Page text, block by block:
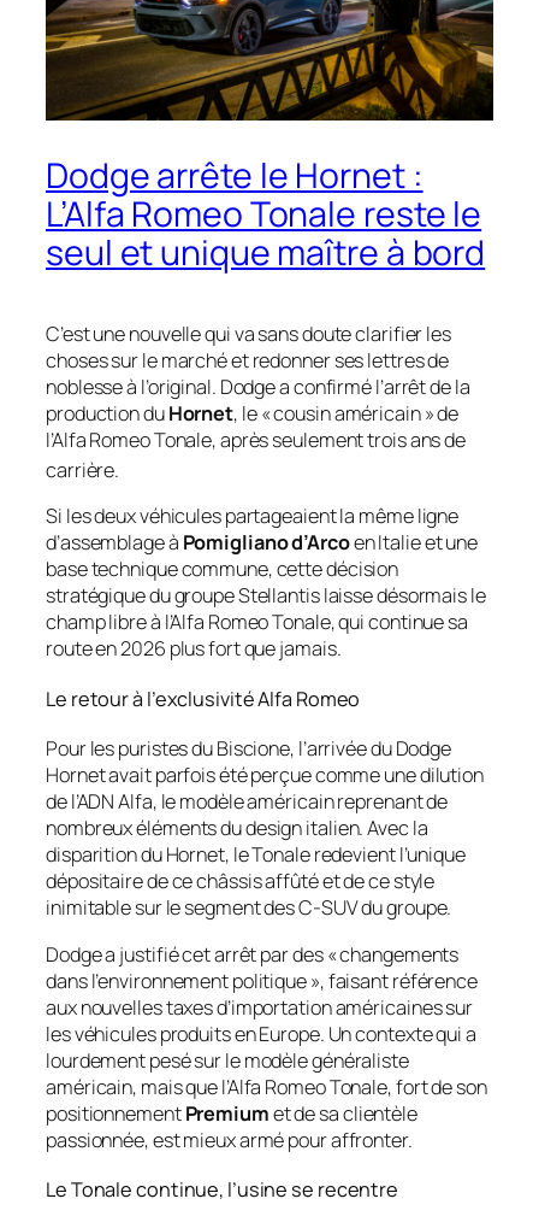
Dodge arrête le Hornet :
L’Alfa Romeo Tonale reste le
seul et unique maître à bord
C’est une nouvelle qui va sans doute clarifier les
choses sur le marché et redonner ses lettres de
noblesse à l’original. Dodge a confirmé l’arrêt de la
production duHornet, le « cousin américain » de
l’Alfa Romeo Tonale, après seulement trois ans de
carrière.
Si les deux véhicules partageaient la même ligne
d’assemblage à Pomigliano d’Arcoen Italie et une
base technique commune, cette décision
stratégique du groupe Stellantis laisse désormais le
champ libre à l’Alfa Romeo Tonale, qui continue sa
route en 2026 plus fort que jamais.
Le retour à l’exclusivité Alfa Romeo
Pour les puristes du Biscione, l’arrivée du Dodge
Hornet avait parfois été perçue comme une dilution
de l’ADN Alfa, le modèle américain reprenant de
nombreux éléments du design italien. Avec la
disparition du Hornet, le Tonale redevient l’unique
dépositaire de ce châssis affûté et de ce style
inimitable sur le segment des C-SUV du groupe.
Dodge a justifié cet arrêt par des« changements
dans l’environnement politique », faisant référence
aux nouvelles taxes d’importation américaines sur
les véhicules produits en Europe. Un contexte qui a
lourdement pesé sur le modèle généraliste
américain, mais que l’Alfa Romeo Tonale, fort de son
positionnementPremiumet de sa clientèle
passionnée, est mieux armé pour affronter.
Le Tonale continue, l’usine se recentre